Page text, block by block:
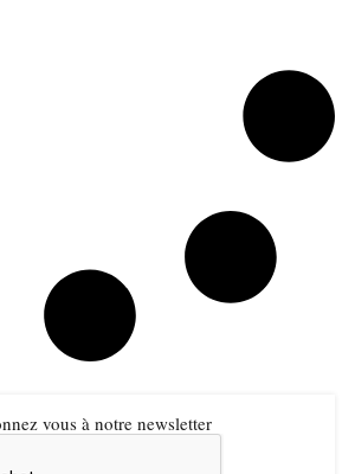
vous à notre newsletter